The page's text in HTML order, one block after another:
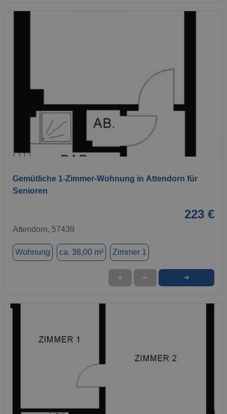
Gemütliche 1-Zimmer-Wohnung in Attendorn für
Senioren
223 €
Attendorn, 57439
Wohnung ca. 38,00 m² Zimmer 1
★ ➦ ➜